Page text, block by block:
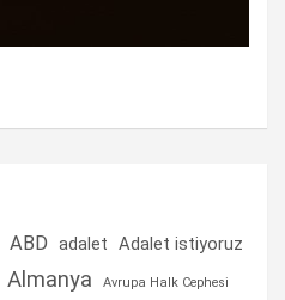
ABD adalet Adalet istiyoruz
Almanya Avrupa Halk Cephesi